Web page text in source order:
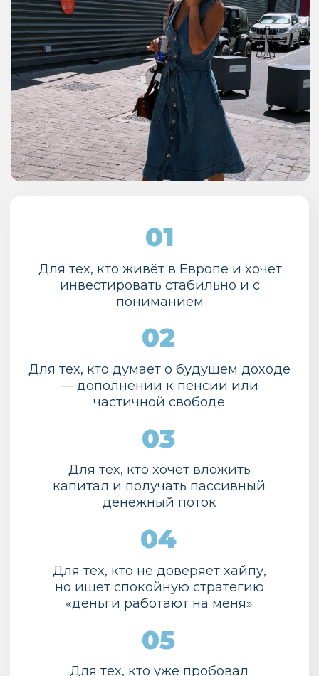
я живу этим:
каждый квартал получаю
дивидендыи знаю, как работает эта
система на практике.
3000 +
студентов успешно прошли курсы
по инвестициям в ценные бумаги в
онлайн-школе Finance Guide
ФОРМАТ ИУСЛОВИЯ